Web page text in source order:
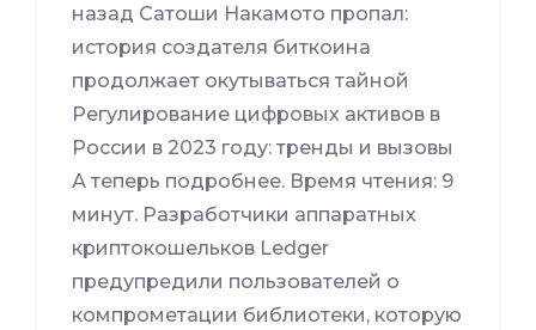
назад Сатоши Накамото пропал:
история создателя биткоина
продолжает окутываться тайной
Регулирование цифровых активов в
России в 2023 году: тренды и вызовы
А теперь подробнее. Время чтения: 9
минут. Разработчики аппаратных
криптокошельков Ledger
предупредили пользователей о
компрометации библиотеки, которую